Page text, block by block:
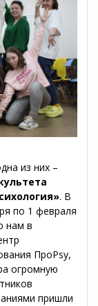
из них –
. В
по 1 февраля
нам в
ПроPsy,
огромную
пришли